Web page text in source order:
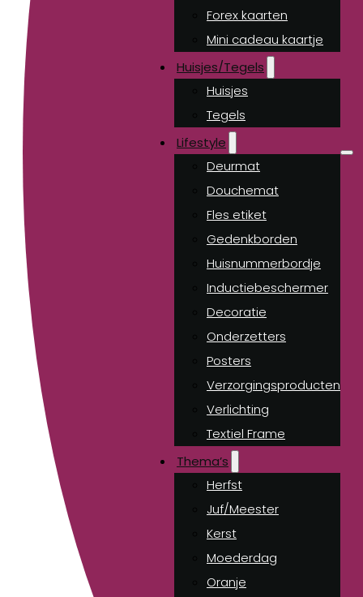
Forex kaarten
Mini cadeau kaartje
Huisjes/Tegels
Huisjes
Tegels
Lifestyle
Deurmat
Douchemat
Fles etiket
Gedenkborden
Huisnummerbordje
Inductiebeschermer
Decoratie
Onderzetters
Posters
Verzorgingsproducten
Verlichting
Textiel Frame
Thema’s
Herfst
Juf/Meester
Kerst
Moederdag
Oranje